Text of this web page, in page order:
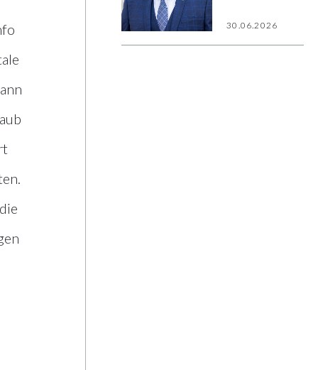
Ausstellung
Bellotto«
Erhöhung:
30.06.2026